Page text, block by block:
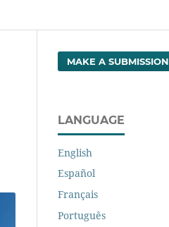
MAKE A SUBMISSION
LANGUAGE
English
Español
Français
Português